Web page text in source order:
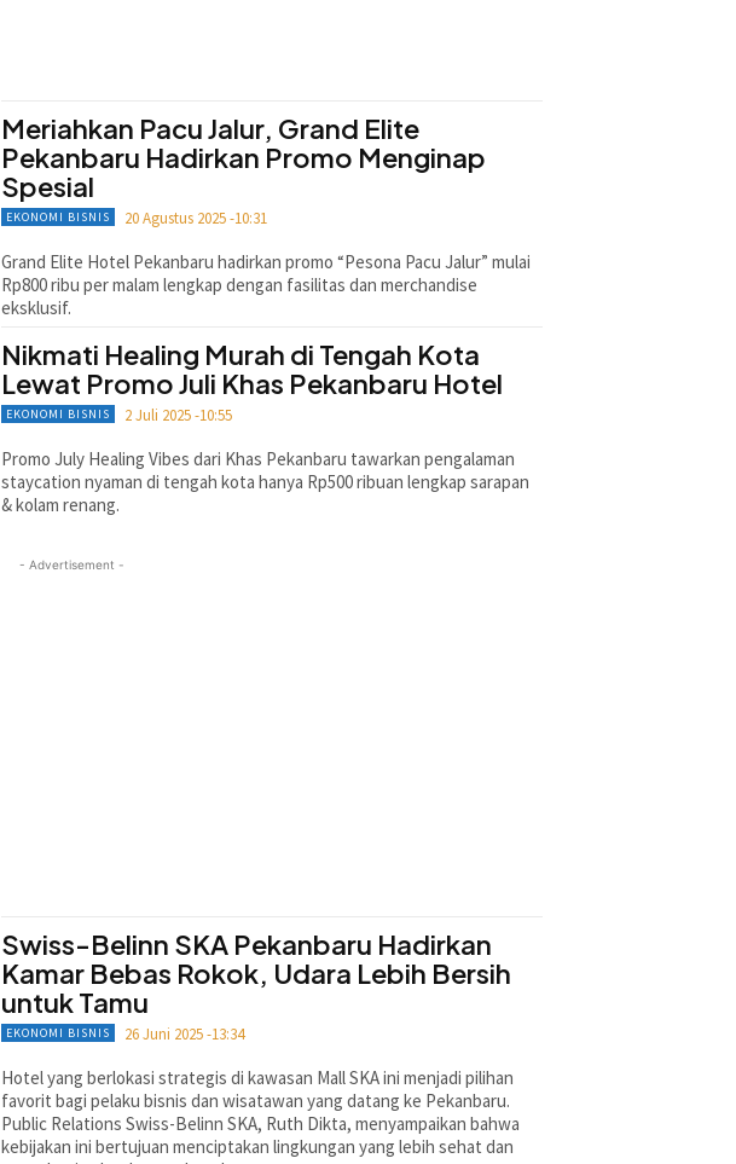
Meriahkan Pacu Jalur, Grand Elite
Pekanbaru Hadirkan Promo Menginap
Spesial
EKONOMI BISNIS 20 Agustus 2025 -10:31
Grand Elite Hotel Pekanbaru hadirkan promo “Pesona Pacu Jalur” mulai
Rp800 ribu per malam lengkap dengan fasilitas dan merchandise
eksklusif.
Nikmati Healing Murah di Tengah Kota
Lewat Promo Juli Khas Pekanbaru Hotel
EKONOMI BISNIS 2 Juli 2025 -10:55
Promo July Healing Vibes dari Khas Pekanbaru tawarkan pengalaman
staycation nyaman di tengah kota hanya Rp500 ribuan lengkap sarapan
& kolam renang.
- Advertisement -
Swiss-Belinn SKA Pekanbaru Hadirkan
Kamar Bebas Rokok, Udara Lebih Bersih
untuk Tamu
EKONOMI BISNIS 26 Juni 2025 -13:34
Hotel yang berlokasi strategis di kawasan Mall SKA ini menjadi pilihan
favorit bagi pelaku bisnis dan wisatawan yang datang ke Pekanbaru.
Public Relations Swiss-Belinn SKA, Ruth Dikta, menyampaikan bahwa
kebijakan ini bertujuan menciptakan lingkungan yang lebih sehat dan